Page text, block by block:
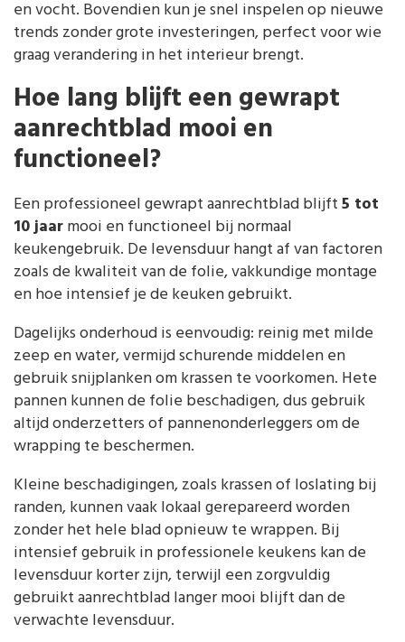
en vocht. Bovendien kun je snel inspelen op nieuwe
trends zonder grote investeringen, perfect voor wie
graag verandering in het interieur brengt.
Hoe lang blijft een gewrapt
aanrechtblad mooi en
functioneel?
Een professioneel gewrapt aanrechtblad blijft5 tot
10 jaarmooi en functioneel bij normaal
keukengebruik. De levensduur hangt af van factoren
zoals de kwaliteit van de folie, vakkundige montage
en hoe intensief je de keuken gebruikt.
Dagelijks onderhoud is eenvoudig: reinig met milde
zeep en water, vermijd schurende middelen en
gebruik snijplanken om krassen te voorkomen. Hete
pannen kunnen de folie beschadigen, dus gebruik
altijd onderzetters of pannenonderleggers om de
wrapping te beschermen.
Kleine beschadigingen, zoals krassen of loslating bij
randen, kunnen vaak lokaal gerepareerd worden
zonder het hele blad opnieuw te wrappen. Bij
intensief gebruik in professionele keukens kan de
levensduur korter zijn, terwijl een zorgvuldig
gebruikt aanrechtblad langer mooi blijft dan de
verwachte levensduur.